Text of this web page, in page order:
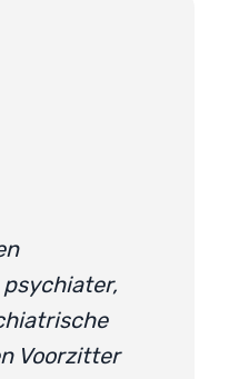
Voorzitter